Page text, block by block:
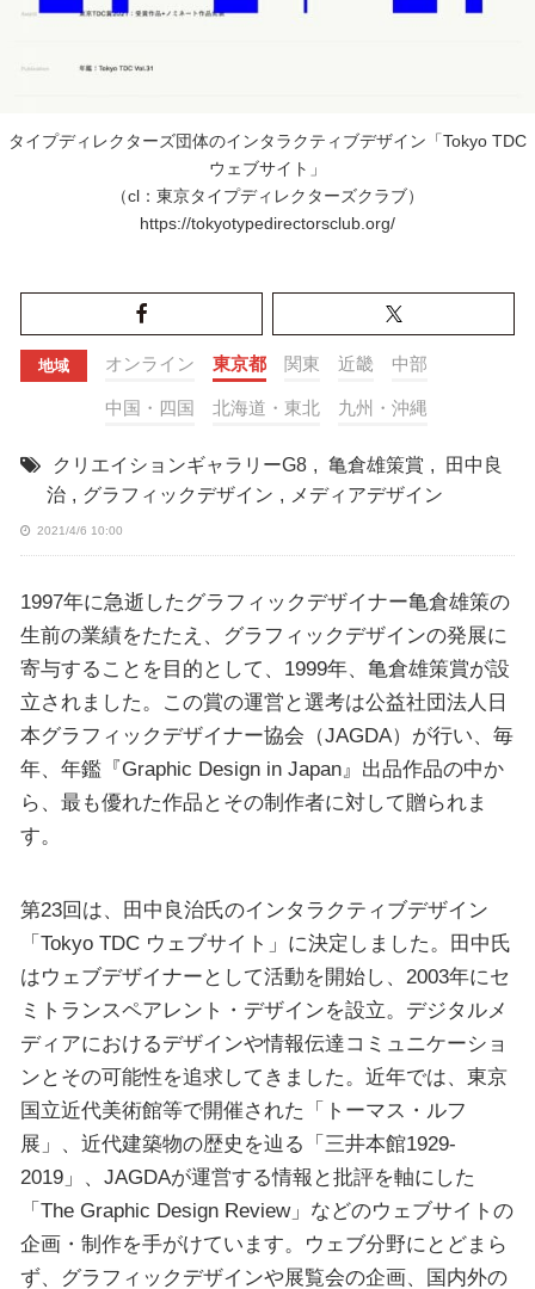
タイプディレクターズ団体のインタラクティブデザイン「Tokyo TDC
ウェブサイト」
（cl：東京タイプディレクターズクラブ）
https://tokyotypedirectorsclub.org/
地域 オンライン 東京都 関東 近畿 中部
中国・四国 北海道・東北 九州・沖縄
クリエイションギャラリーG8 , 亀倉雄策賞 ,
田中良
治 , グラフィックデザイン , メディアデザイン
2021/4/6 10:00
1997年に急逝したグラフィックデザイナー亀倉雄策の
生前の業績をたたえ、グラフィックデザインの発展に
寄与することを目的として、1999年、亀倉雄策賞が設
立されました。この賞の運営と選考は公益社団法人日
本グラフィックデザイナー協会（JAGDA）が行い、毎
年、年鑑『Graphic Design in Japan』出品作品の中か
ら、最も優れた作品とその制作者に対して贈られま
す。
第23回は、田中良治氏のインタラクティブデザイン
「Tokyo TDC ウェブサイト」に決定しました。田中氏
はウェブデザイナーとして活動を開始し、2003年にセ
ミトランスペアレント・デザインを設立。デジタルメ
ディアにおけるデザインや情報伝達コミュニケーショ
ンとその可能性を追求してきました。近年では、東京
国立近代美術館等で開催された「トーマス・ルフ
展」、近代建築物の歴史を辿る「三井本館1929-
2019」、JAGDAが運営する情報と批評を軸にした
「The Graphic Design Review」などのウェブサイトの
企画・制作を手がけています。ウェブ分野にとどまら
ず、グラフィックデザインや展覧会の企画、国内外の